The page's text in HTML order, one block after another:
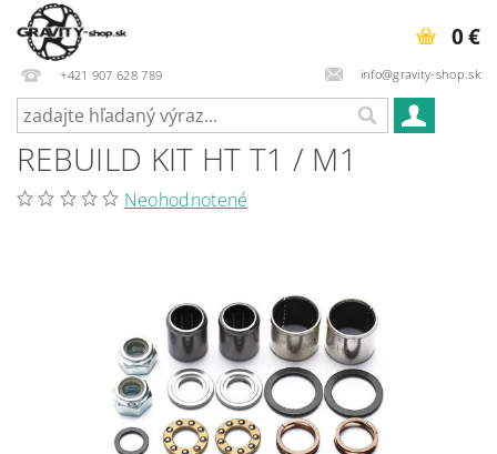
+421 907 628 789 info@gravity-shop.sk
0 €
REBUILD KIT HT T1 / M1
Neohodnotené